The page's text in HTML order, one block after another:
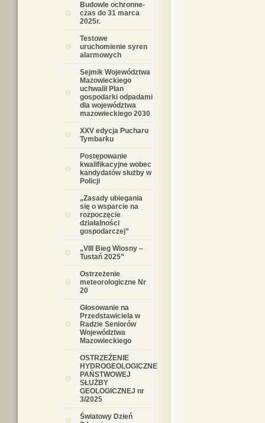
Budowle ochronne-
czas do 31 marca
2025r.
Testowe
uruchomienie syren
alarmowych
Sejmik Województwa
Mazowieckiego
uchwalił Plan
gospodarki odpadami
dla województwa
mazowieckiego 2030
XXV edycja Pucharu
Tymbarku
Postępowanie
kwalifikacyjne wobec
kandydatów służby w
Policji
„Zasady ubiegania
się o wsparcie na
rozpoczęcie
działalności
gospodarczej”
„VIII Bieg Wiosny –
Tustań 2025”
Ostrzeżenie
meteorologiczne Nr
20
Głosowanie na
Przedstawiciela w
Radzie Seniorów
Województwa
Mazowieckiego
OSTRZEŻENIE
HYDROGEOLOGICZNE
PAŃSTWOWEJ
SŁUŻBY
GEOLOGICZNEJ nr
3/2025
Światowy Dzień